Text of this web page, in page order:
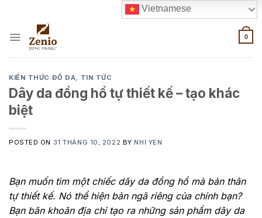
content
0
KIẾN THỨC ĐỒ DA, TIN TỨC
Dây da đồng hồ tự thiết kế – tạo khác
biệt
POSTED ON 31 THÁNG 10, 2022 BY NHI YEN
Bạn muốn tìm một chiếc dây da đồng hồ mà bản thân
tự thiết kế. Nó thể hiện bản ngã riêng của chính bạn?
Bạn băn khoăn địa chỉ tạo ra những sản phẩm dây da
Vietnamese